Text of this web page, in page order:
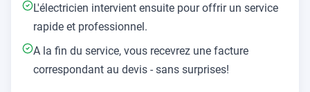
L'électricien intervient ensuite pour offrir un service
rapide et professionnel.
A la fin du service, vous recevrez une facture
correspondant au devis - sans surprises!